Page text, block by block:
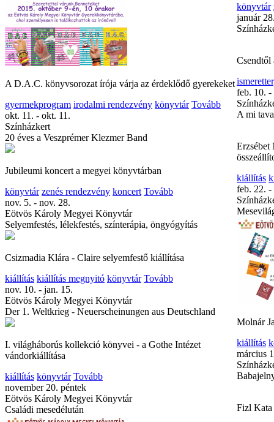
A D.A.C. könyvsorozat írója várja az érdeklődő gyerekeket
gyermekprogram irodalmi rendezvény könyvtár Tovább
okt. 11. - okt. 11.
Színházkert
20 éves a Veszprémer Klezmer Band
Jubileumi koncert a megyei könyvtárban
könyvtár zenés rendezvény koncert Tovább
nov. 5. - nov. 28.
Eötvös Károly Megyei Könyvtár
Selyemfestés, lélekfestés, színterápia, öngyógyítás
Csizmadia Klára - Claire selyemfestő kiállítása
kiállítás kiállítás megnyitó könyvtár Tovább
nov. 10. - jan. 15.
Eötvös Károly Megyei Könyvtár
Der 1. Weltkrieg - Neuerscheinungen aus Deutschland
I. világháborús kollekció könyvei - a Gothe Intézet
vándorkiállítása
kiállítás könyvtár Tovább
november 20. péntek
Eötvös Károly Megyei Könyvtár
Családi mesedélután
könyvtár
január
Csendtől
feb. 10. -
A mi
Erzsébet
kiállítás
feb. 22. -
Molnár
kiállítás
március
Fizl Kata